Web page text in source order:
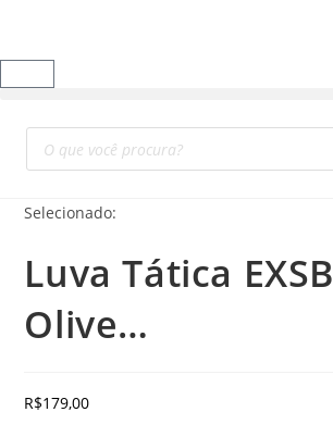
Selecionado:
Luva Tática EXSB
Olive…
R$179,00